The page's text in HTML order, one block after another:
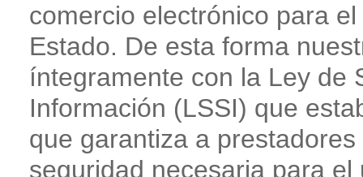
comercio electrónico para
Estado. De esta forma
íntegramente con la Ley de
Información (LSSI) que
que garantiza a
seguridad necesaria para